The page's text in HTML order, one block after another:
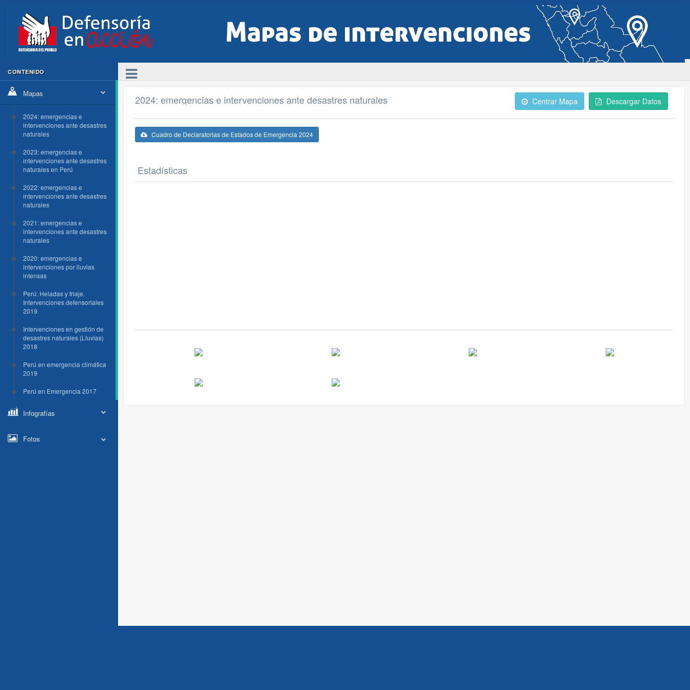
CONTENIDO
Mapas
2024: emergencias e
intervenciones ante desastres
naturales
2023: emergencias e
intervenciones ante desastres
naturales en Perú
2022: emergencias e
intervenciones ante desastres
naturales
2021: emergencias e
intervenciones ante desastres
naturales
2020: emergencias e
intervenciones por lluvias
intensas
Perú: Heladas y friaje.
Intervenciones defensoriales
2019
Intervenciones en gestión de
desastres naturales (Lluvias)
2018
Perú en emergencia climática
2019
Perú en Emergencia 2017
Infografías
Fotos
2024: emergencias e intervenciones ante desastres naturales Centrar Mapa Descargar Datos
Cuadro de Declaratorias de Estados de Emergencia 2024
Estadísticas